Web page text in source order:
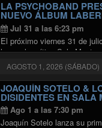
Continuar leyendo"IRINA
LA PSYCHOBAND
NUEVO ÁLBUM
SALA MASTER
Jul 31 a las 6:23 pm
El próximo viernes 31 de
horas, la mítica Sala Master
escenario de un hito
rock nacional. La
silencio discográfico y
…Continuar leyendo"LA
AGOSTO 1, 2026 (SÁBADO)
JOAQUÍN SOTELO &
DISIDENTES EN SALA
Ago 1 a las 7:30 pm
Joaquín Sotelo lanza su